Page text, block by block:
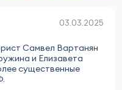
03.03.2025
Самвел Вартанян
и Елизавета
существенные